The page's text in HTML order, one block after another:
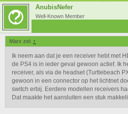
AnubisNefer
Well-Known Member
Marx zei: ↑
Ik neem aan dat je een receiver hebt met
de PS4 is in ieder geval gewoon actief. Ik
receiver, als via de headset (Turtlebeach
gewoon in een connector op het lichtnet
switch erbij. Eerdere modellen receivers
Dat maakte het aansluiten een stuk